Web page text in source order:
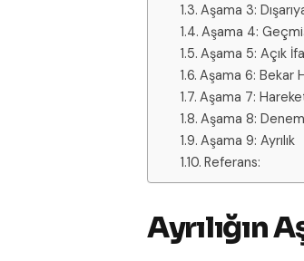
Aşama 3:
Aşama 4:
Aşama 5: Açık
Aşama 6: Bekar
Aşama 7:
Aşama 8:
Aşama 9: Ayrılık
Referans:
Ayrılığın